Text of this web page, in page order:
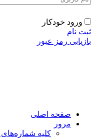
ورود خودکار
نام
رمز عبور
صفحه اصلی
مرور
کلیه شماره‌های